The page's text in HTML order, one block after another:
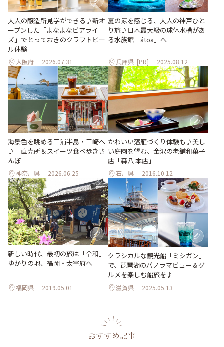
大人の醸造所見学ができる♪新オ
ープンした「よなよなビアライ
ズ」でとっておきのクラフトビー
ル体験
大阪府 2026.07.31
夏の涼を感じる、大人の神戸ひと
り旅♪日本最大級の球体水槽があ
る水族館「átoa」へ
兵庫県 [PR] 2025.08.12
海景色を眺める三浦半島・三崎へ
♪ 直売所＆スイーツ食べ歩きさ
んぽ
神奈川県 2026.06.25
かわいい落雁づくり体験も♪美し
い庭園を望む、金沢の老舗和菓子
店「森八 本店」
石川県 2016.10.12
新しい時代、最初の旅は「令和」
ゆかりの地、福岡・太宰府へ
福岡県 2019.05.01
クラシカルな観光船「ミシガン」
で、琵琶湖のパノラマビュー＆グ
ルメを楽しむ船旅を♪
滋賀県 2025.05.13
おすすめ記事